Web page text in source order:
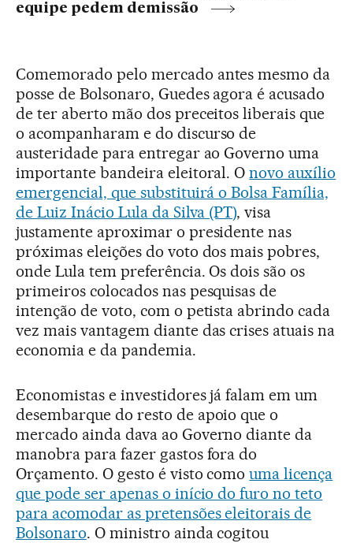
equipe pedem demissão
Comemorado pelo mercado antes mesmo da
posse de Bolsonaro, Guedes agora é acusado
de ter aberto mão dos preceitos liberais que
o acompanharam e do discurso de
austeridade para entregar ao Governo uma
importante bandeira eleitoral. Onovo auxílio
emergencial, que substituirá o Bolsa Família,
de Luiz Inácio Lula da Silva (PT), visa
justamente aproximar o presidente nas
próximas eleições do voto dos mais pobres,
onde Lula tem preferência. Os dois são os
primeiros colocados nas pesquisas de
intenção de voto, com o petista abrindo cada
vez mais vantagem diante das crises atuais na
economia e da pandemia.
Economistas e investidores já falam em um
desembarque do resto de apoio que o
mercado ainda dava ao Governo diante da
manobra para fazer gastos fora do
Orçamento. O gesto é visto comouma licença
que pode ser apenas o início do furo no teto
para acomodar as pretensões eleitorais de
Bolsonaro. O ministro ainda cogitou